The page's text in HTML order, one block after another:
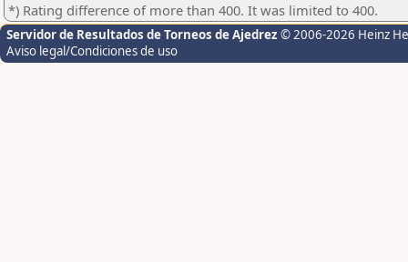
*) Rating difference of more than 400. It was limited to 400.
Servidor de Resultados de Torneos de Ajedrez © 2006-2026 Heinz
Aviso legal/Condiciones de uso